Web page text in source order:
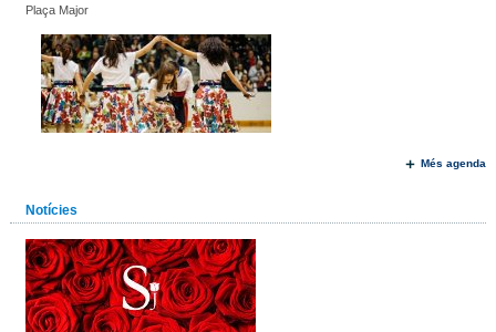
Plaça Major
Més agenda
Notícies